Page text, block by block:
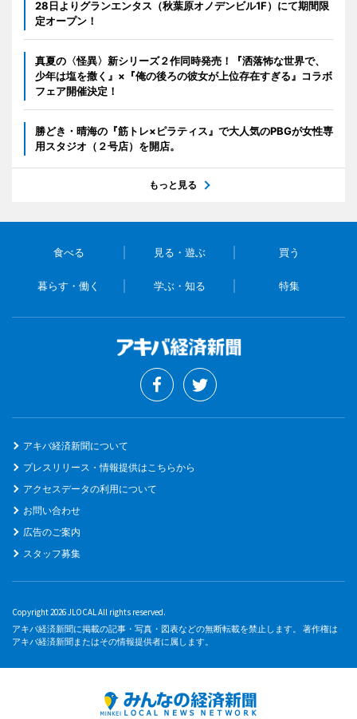
28日よりグランエンタス（秋葉原オノデンビル1F）にて期間限
定オープン！
真夏の〈怪異〉新シリーズ２作同時発売！『洒落怖な世界で、
少年は塩を撒く』×『俺の後ろの彼女が上位存在すぎる』コラボ
フェア開催決定！
勝どき・晴海の『筋トレ×ピラティス』で大人気のPBGが女性専
用スタジオ（２号店）を開店。
もっと見る
食べる 見る・遊ぶ 買う
暮らす・働く 学ぶ・知る 特集
アキバ経済新聞について
プレスリリース・情報提供はこちらから
アクセスデータの利用について
お問い合わせ
広告のご案内
スタッフ募集
Copyright 2026 JLOCAL All rights reserved.
アキバ経済新聞に掲載の記事・写真・図表などの無断転載を禁止します。 著作権は
アキバ経済新聞またはその情報提供者に属します。